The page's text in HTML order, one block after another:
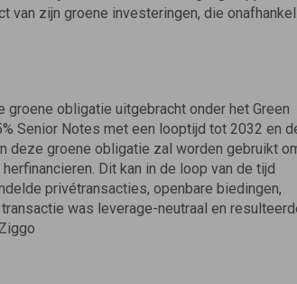
van zijn groene investeringen, die
obligatie uitgebracht onder het Green
Senior Notes met een looptijd tot 2032 en
deze groene obligatie zal worden gebruikt
Dit kan in de loop van de tijd
privétransacties, openbare biedingen,
was leverage-neutraal en